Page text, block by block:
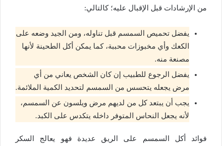
من الإرشادات قبل الإقبال عليه؛ كالتالي:
يفضل تحميص السمسم قبل تناوله، ومن الجيد وضعه على
الكعك وأي مخبوزات محببة، كما يمكن أكل الطحينة لأنها
مصنعة منه.
يفضل الرجوع للطبيب إن كان الشخص يعاني من أي
مرض يجعله يتحسس من السمسم لتحديد الكمية الملائمة.
يجب أن يبتعد كل من لديهم مرض ويلسون عن السمسم،
لأنه يجعل النحاس المتوفر داخله يتكدس على الكبد.
فوائد أكل السمسم على الريق عديدة فهو يعالج السكر